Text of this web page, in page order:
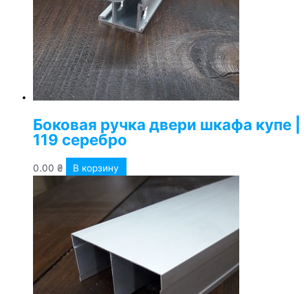
Боковая ручка двери шкафа купе |
119 серебро
0.00 ₴ В корзину